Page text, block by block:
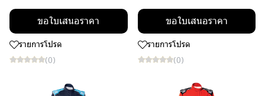
ขอใบเสนอราคา
รายการโปรด
(0)
ขอใบเสนอราคา
รายการโปรด
(0)